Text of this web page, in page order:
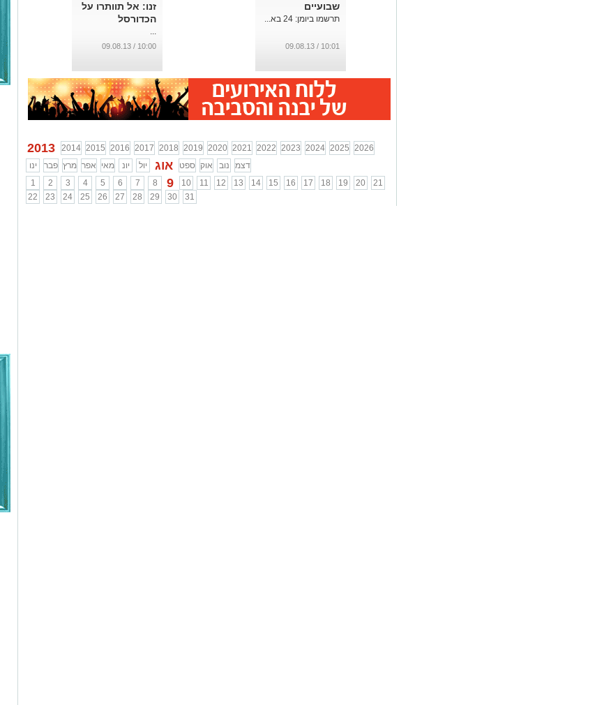
שבועיים
תרשמו ביומן: 24 בא...
10:01 / 09.08.13
זנו: אל תוותרו על
הכדורסל
...
10:00 / 09.08.13
2013 2014 2015 2016 2017 2018 2019 2020 2021 2022 2023 2024 2025 2026
ינו
פבר מרץ אפר מאי יונ יול אוג ספט אוק נוב
דצמ
1
2 3 4 5 6 7 8 9 10 11 12 13 14 15 16 17 18 19 20
21
22
23 24 25 26 27 28 29 30 31